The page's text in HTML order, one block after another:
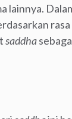
lainnya.
rasa
saddha